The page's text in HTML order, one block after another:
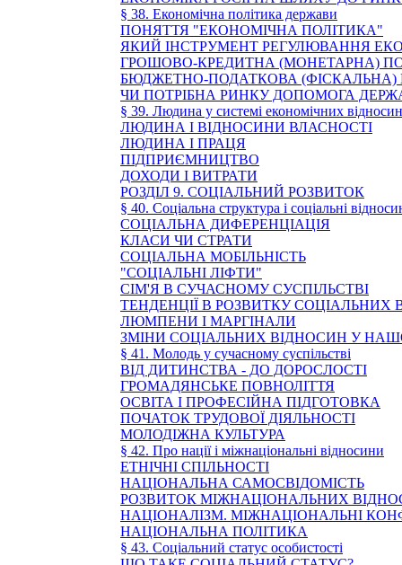
§ 38. Економічна політика держави
ПОНЯТТЯ "ЕКОНОМІЧНА ПОЛІТИКА"
ЯКИЙ ІНСТРУМЕНТ РЕГУЛЮВАННЯ
ГРОШОВО-КРЕДИТНА (МОНЕТАРНА)
БЮДЖЕТНО-ПОДАТКОВА (ФІСКАЛЬНА)
ЧИ ПОТРІБНА РИНКУ ДОПОМОГА
§ 39. Людина у системі економічних відносин
ЛЮДИНА І ВІДНОСИНИ ВЛАСНОСТІ
ЛЮДИНА І ПРАЦЯ
ПІДПРИЄМНИЦТВО
ДОХОДИ І ВИТРАТИ
РОЗДІЛ 9. СОЦІАЛЬНИЙ РОЗВИТОК
§ 40. Соціальна структура і соціальні
СОЦІАЛЬНА ДИФЕРЕНЦІАЦІЯ
КЛАСИ ЧИ СТРАТИ
СОЦІАЛЬНА МОБІЛЬНІСТЬ
"СОЦІАЛЬНІ ЛІФТИ"
СІМ'Я В СУЧАСНОМУ СУСПІЛЬСТВІ
ТЕНДЕНЦІЇ В РОЗВИТКУ СОЦІАЛЬНИХ
ЛЮМПЕНИ І МАРГІНАЛИ
ЗМІНИ СОЦІАЛЬНИХ ВІДНОСИН У
§ 41. Молодь у сучасному суспільстві
ВІД ДИТИНСТВА - ДО ДОРОСЛОСТІ
ГРОМАДЯНСЬКЕ ПОВНОЛІТТЯ
ОСВІТА І ПРОФЕСІЙНА ПІДГОТОВКА
ПОЧАТОК ТРУДОВОЇ ДІЯЛЬНОСТІ
МОЛОДІЖНА КУЛЬТУРА
§ 42. Про нації і міжнаціональні відносини
ЕТНІЧНІ СПІЛЬНОСТІ
НАЦІОНАЛЬНА САМОСВІДОМІСТЬ
РОЗВИТОК МІЖНАЦІОНАЛЬНИХ
НАЦІОНАЛІЗМ. МІЖНАЦІОНАЛЬНІ
НАЦІОНАЛЬНА ПОЛІТИКА
§ 43. Соціальний статус особистості